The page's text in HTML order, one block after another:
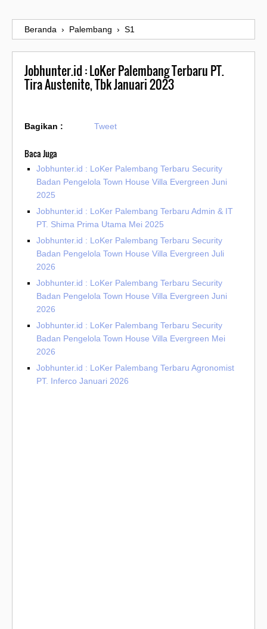
Beranda › Palembang › S1
Jobhunter.id : LoKer Palembang Terbaru PT.
Tira Austenite, Tbk Januari 2023
Bagikan : Tweet
Baca Juga
Jobhunter.id : LoKer Palembang Terbaru Security
Badan Pengelola Town House Villa Evergreen Juni
2025
Jobhunter.id : LoKer Palembang Terbaru Admin & IT
PT. Shima Prima Utama Mei 2025
Jobhunter.id : LoKer Palembang Terbaru Security
Badan Pengelola Town House Villa Evergreen Juli
2026
Jobhunter.id : LoKer Palembang Terbaru Security
Badan Pengelola Town House Villa Evergreen Juni
2026
Jobhunter.id : LoKer Palembang Terbaru Security
Badan Pengelola Town House Villa Evergreen Mei
2026
Jobhunter.id : LoKer Palembang Terbaru Agronomist
PT. Inferco Januari 2026